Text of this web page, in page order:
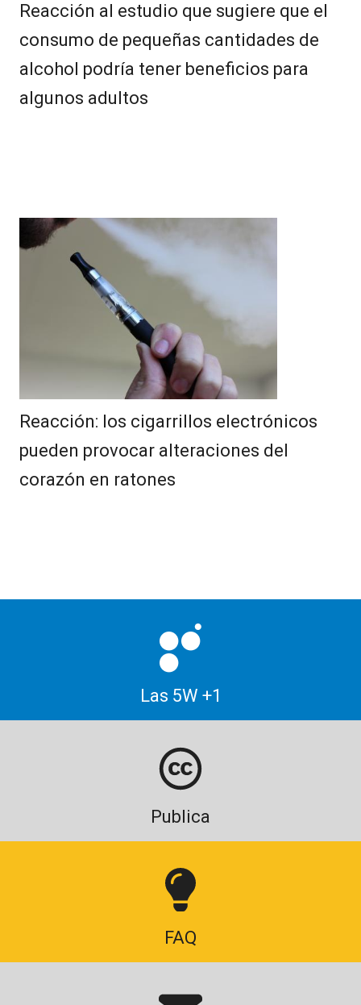
Reacción al estudio que sugiere que el
consumo de pequeñas cantidades de
alcohol podría tener beneficios para
algunos adultos
Reacción: los cigarrillos electrónicos
pueden provocar alteraciones del
corazón en ratones
Las 5W +1
Publica
FAQ